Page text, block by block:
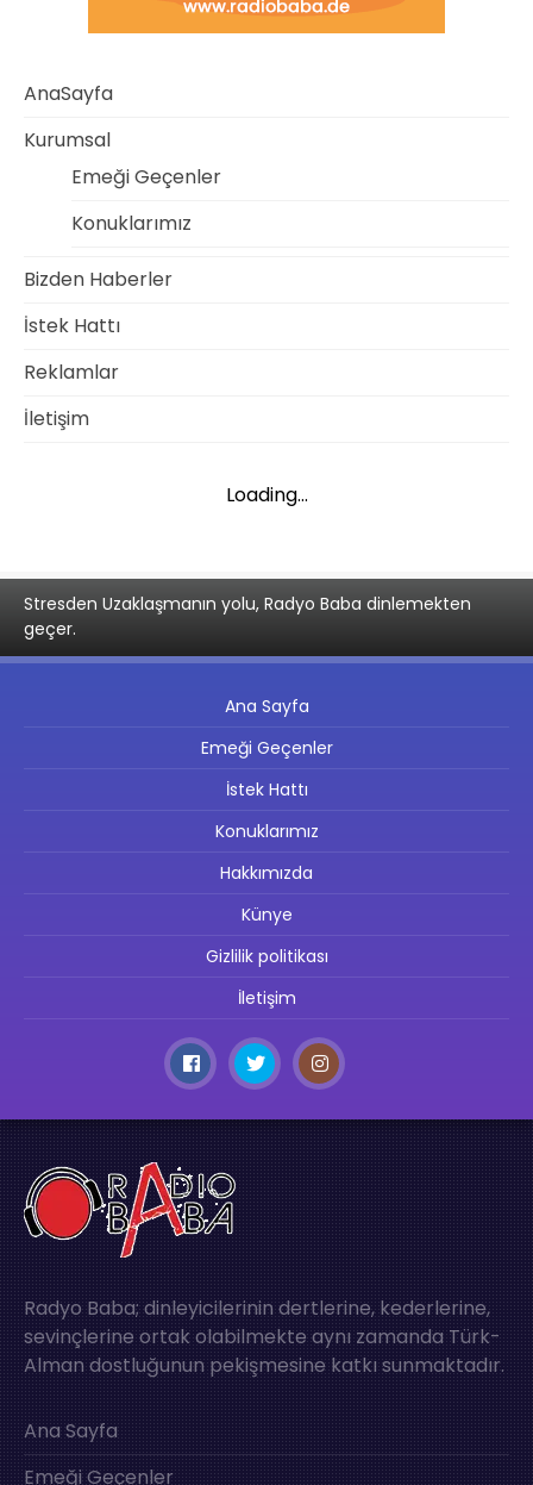
AnaSayfa
Kurumsal
Emeği Geçenler
Konuklarımız
Bizden Haberler
İstek Hattı
Reklamlar
İletişim
Loading...
Stresden Uzaklaşmanın yolu, Radyo Baba dinlemekten
geçer.
Ana Sayfa
Emeği Geçenler
İstek Hattı
Konuklarımız
Hakkımızda
Künye
Gizlilik politikası
İletişim
Radyo Baba; dinleyicilerinin dertlerine, kederlerine,
sevinçlerine ortak olabilmekte aynı zamanda Türk-
Alman dostluğunun pekişmesine katkı sunmaktadır.
Ana Sayfa
Emeği Geçenler